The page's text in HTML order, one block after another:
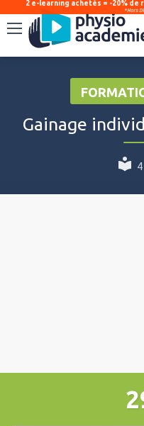
2 e-learning achetés = -20% de
*Hors
Gainage